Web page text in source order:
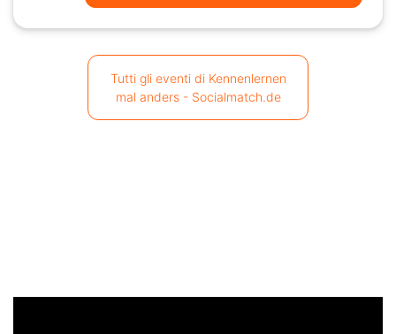
Tutti gli eventi di Kennenlernen
mal anders - Socialmatch.de